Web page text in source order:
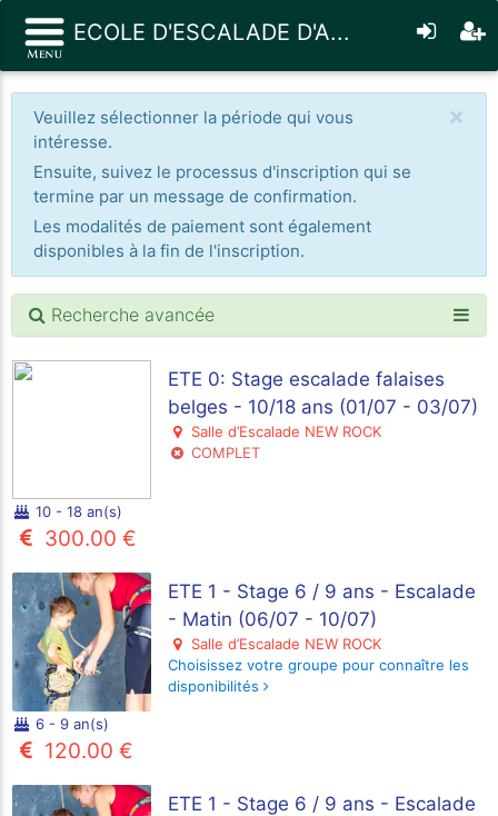
ECOLE D'ESCALADE D'A...
×
Veuillez sélectionner la période qui vous
intéresse.
Ensuite, suivez le processus d'inscription qui se
termine par un message de confirmation.
Les modalités de paiement sont également
disponibles à la fin de l'inscription.
Recherche avancée
ETE 0: Stage escalade falaises
belges - 10/18 ans (01/07 - 03/07)
Salle d’Escalade NEW ROCK
COMPLET
10 - 18 an(s)
300.00 €
ETE 1 - Stage 6 / 9 ans - Escalade
- Matin (06/07 - 10/07)
Salle d’Escalade NEW ROCK
Choisissez votre groupe pour connaître les
disponibilités
6 - 9 an(s)
120.00 €
ETE 1 - Stage 6 / 9 ans - Escalade